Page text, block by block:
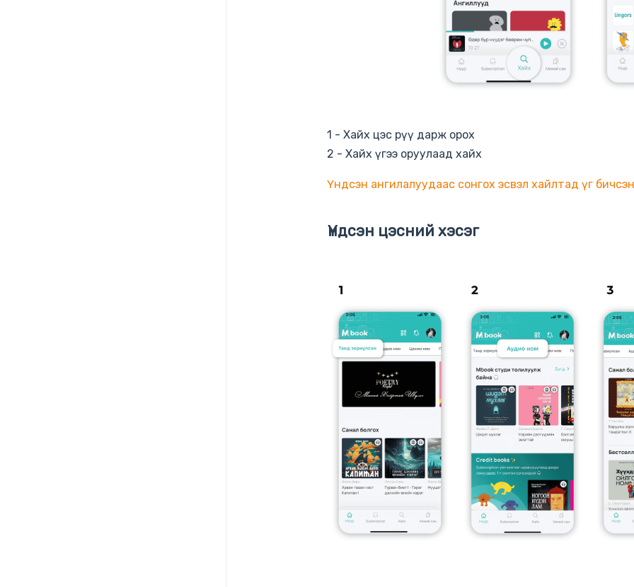
1 - Хайх цэс рүү дарж орох
2 - Хайх үгээ оруулаад хайх
Үндсэн ангилалуудаас сонгох эсвэл хайлтад үг
Үндсэн цэсний хэсэг